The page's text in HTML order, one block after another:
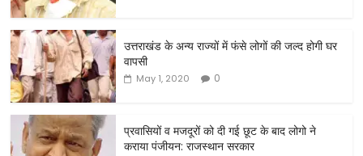
o
o
k
उत्तराखंड के अन्य राज्यों में फंसे लोगों की जल्द होगी घर
वापसी
May 1, 2020 0
प्रवासियों व मजदूरों को दी गई छूट के बाद लोगो ने
कराया पंजीयन: राजस्थान सरकार